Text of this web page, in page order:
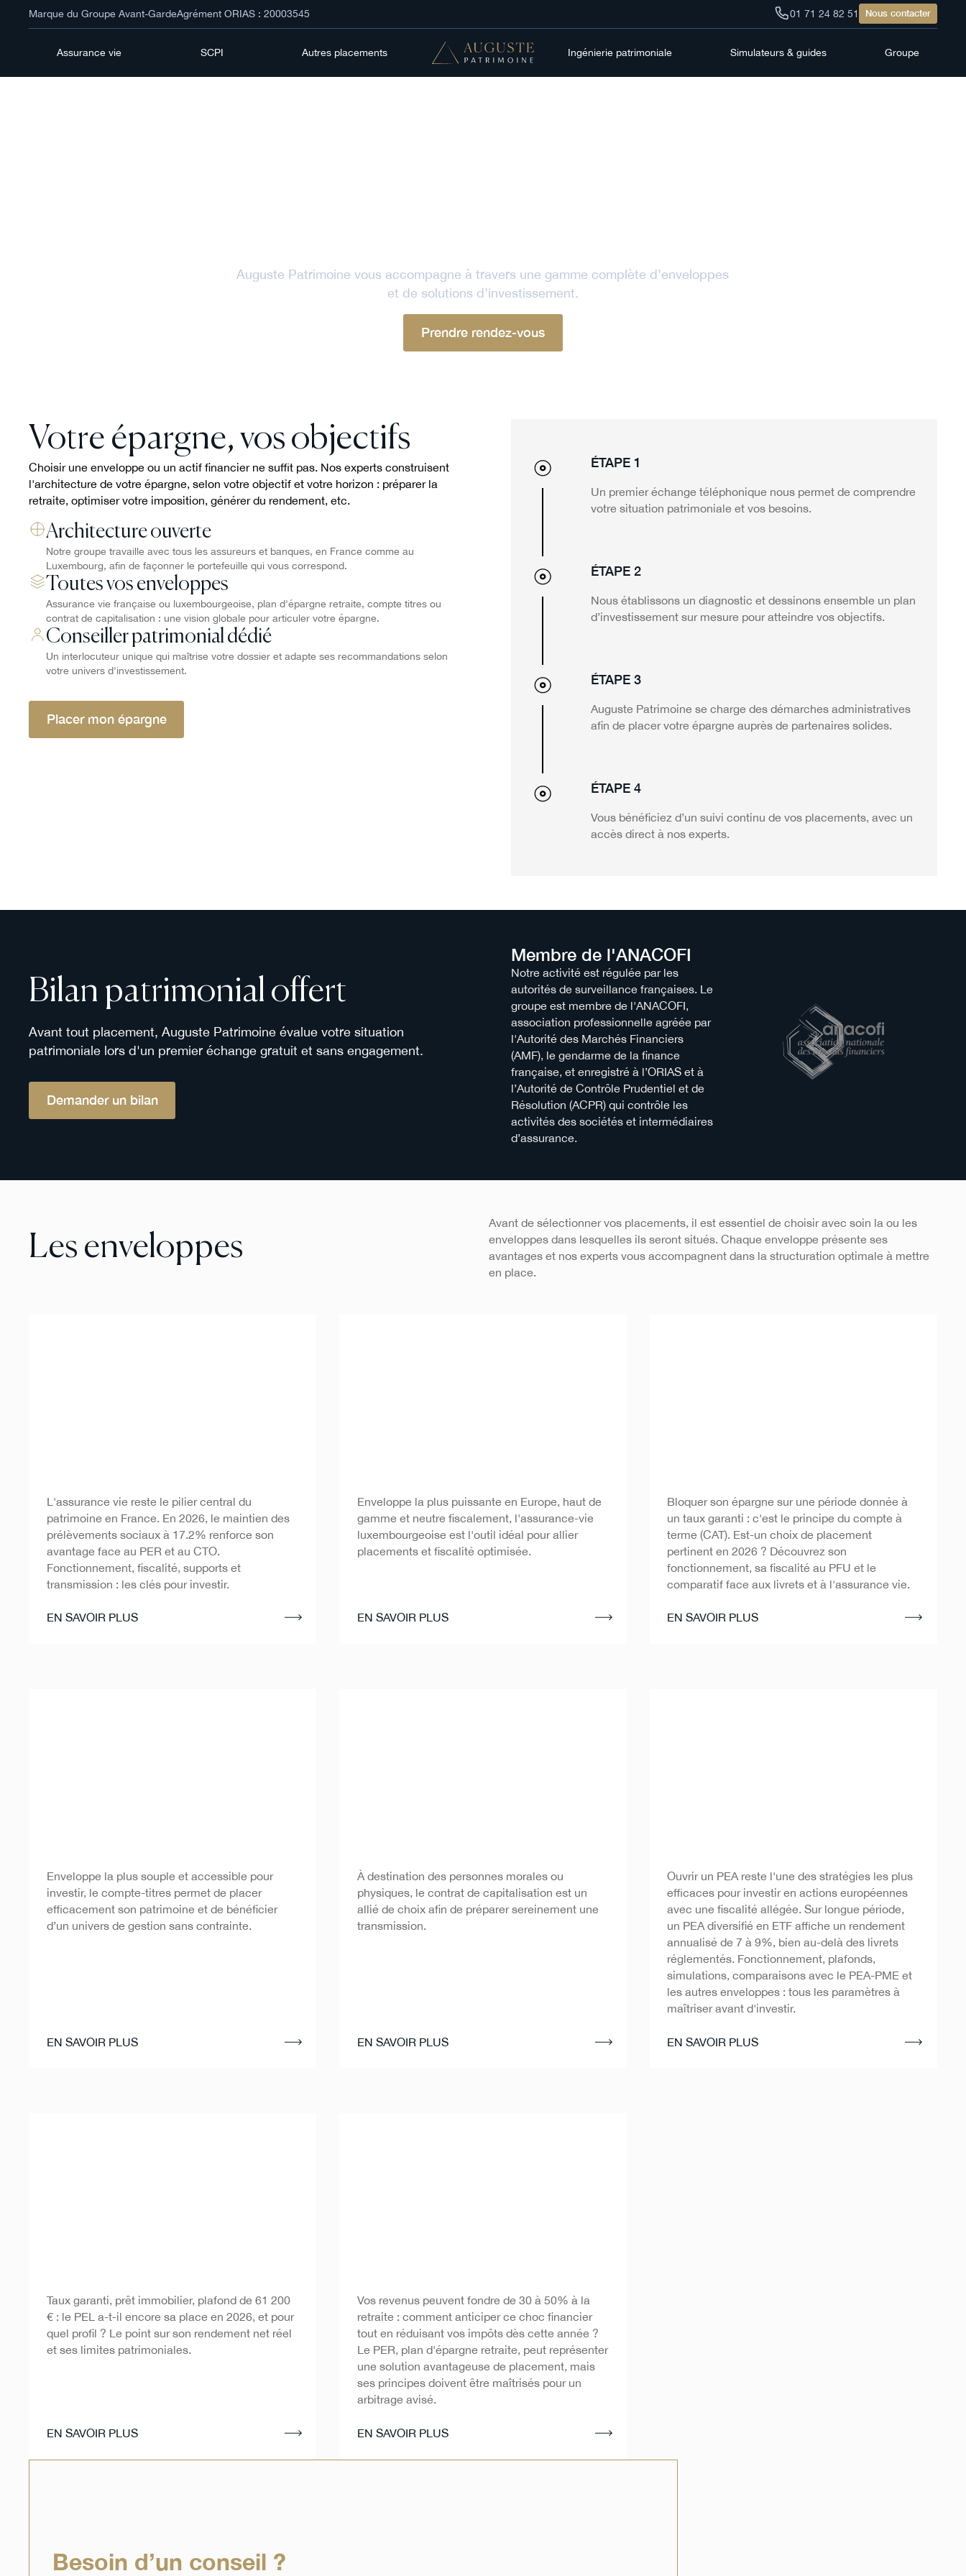
Marque du Groupe Avant-GardeAgrément ORIAS : 20003545 01 71 24 82 51 Nous contacter
Assurance vie SCPI Autres placements Ingénierie patrimoniale Simulateurs & guides Groupe
Auguste Patrimoine vous accompagne à travers une gamme complète d’enveloppes
et de solutions d’investissement.
Prendre rendez-vous
Votre épargne, vos objectifs
Choisir une enveloppe ou un actif financier ne suffit pas. Nos experts construisent
l'architecture de votre épargne, selon votre objectif et votre horizon : préparer la
retraite, optimiser votre imposition, générer du rendement, etc.
Architecture ouverte
Notre groupe travaille avec tous les assureurs et banques, en France comme au
Luxembourg, afin de façonner le portefeuille qui vous correspond.
Toutes vos enveloppes
Assurance vie française ou luxembourgeoise, plan d'épargne retraite, compte titres ou
contrat de capitalisation : une vision globale pour articuler votre épargne.
Conseiller patrimonial dédié
Un interlocuteur unique qui maîtrise votre dossier et adapte ses recommandations selon
votre univers d'investissement.
Placer mon épargne
ÉTAPE 1
Un premier échange téléphonique nous permet de comprendre
votre situation patrimoniale et vos besoins.
ÉTAPE 2
Nous établissons un diagnostic et dessinons ensemble un plan
d’investissement sur mesure pour atteindre vos objectifs.
ÉTAPE 3
Auguste Patrimoine se charge des démarches administratives
afin de placer votre épargne auprès de partenaires solides.
ÉTAPE 4
Vous bénéficiez d’un suivi continu de vos placements, avec un
accès direct à nos experts.
Bilan patrimonial offert
Avant tout placement, Auguste Patrimoine évalue votre situation
patrimoniale lors d'un premier échange gratuit et sans engagement.
Demander un bilan
Membre de l'ANACOFI
Notre activité est régulée par les
autorités de surveillance françaises. Le
groupe est membre de l'ANACOFI,
association professionnelle agréée par
l'Autorité des Marchés Financiers
(AMF), le gendarme de la finance
française, et enregistré à l’ORIAS et à
l’Autorité de Contrôle Prudentiel et de
Résolution (ACPR) qui contrôle les
activités des sociétés et intermédiaires
d’assurance.
Les enveloppes
Avant de sélectionner vos placements, il est essentiel de choisir avec soin la ou les
enveloppes dans lesquelles ils seront situés. Chaque enveloppe présente ses
avantages et nos experts vous accompagnent dans la structuration optimale à mettre
en place.
L'assurance vie reste le pilier central du
patrimoine en France. En 2026, le maintien des
prélèvements sociaux à 17.2% renforce son
avantage face au PER et au CTO.
Fonctionnement, fiscalité, supports et
transmission : les clés pour investir.
EN SAVOIR PLUS
luxembourgeoise
Enveloppe la plus puissante en Europe, haut de
gamme et neutre fiscalement, l'assurance-vie
luxembourgeoise est l'outil idéal pour allier
placements et fiscalité optimisée.
EN SAVOIR PLUS
Bloquer son épargne sur une période donnée à
un taux garanti : c'est le principe du compte à
terme (CAT). Est-un choix de placement
pertinent en 2026 ? Découvrez son
fonctionnement, sa fiscalité au PFU et le
comparatif face aux livrets et à l'assurance vie.
EN SAVOIR PLUS
Enveloppe la plus souple et accessible pour
investir, le compte-titres permet de placer
efficacement son patrimoine et de bénéficier
d’un univers de gestion sans contrainte.
EN SAVOIR PLUS
Contrat de capitalisation
À destination des personnes morales ou
physiques, le contrat de capitalisation est un
allié de choix afin de préparer sereinement une
transmission.
EN SAVOIR PLUS
PEA
Ouvrir un PEA reste l'une des stratégies les plus
efficaces pour investir en actions européennes
avec une fiscalité allégée. Sur longue période,
un PEA diversifié en ETF affiche un rendement
annualisé de 7 à 9%, bien au-delà des livrets
réglementés. Fonctionnement, plafonds,
simulations, comparaisons avec le PEA-PME et
les autres enveloppes : tous les paramètres à
maîtriser avant d'investir.
EN SAVOIR PLUS
Plan Épargne Logement -
PEL
Taux garanti, prêt immobilier, plafond de 61 200
€ : le PEL a-t-il encore sa place en 2026, et pour
quel profil ? Le point sur son rendement net réel
et ses limites patrimoniales.
EN SAVOIR PLUS
Plan Épargne Retraite -
PER
Vos revenus peuvent fondre de 30 à 50% à la
retraite : comment anticiper ce choc financier
tout en réduisant vos impôts dès cette année ?
Le PER, plan d'épargne retraite, peut représenter
une solution avantageuse de placement, mais
ses principes doivent être maîtrisés pour un
arbitrage avisé.
EN SAVOIR PLUS
Besoin d’un conseil ?